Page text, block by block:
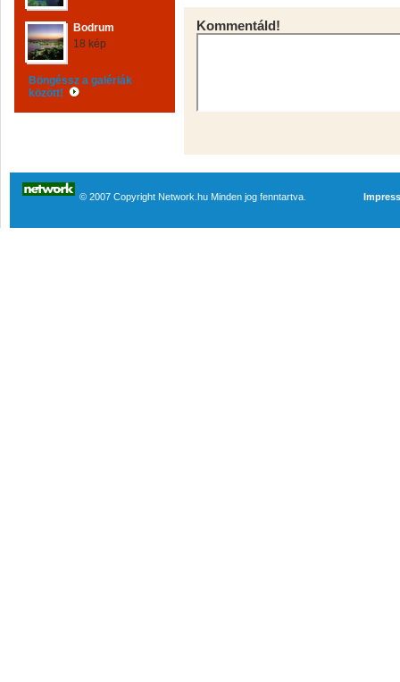
Bodrum
18 kép
Böngéssz a galériák
között!
Kommentáld!
© 2007 Copyright Network.hu Minden jog fenntartva.